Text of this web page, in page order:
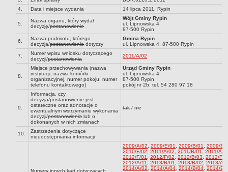
Rejestr zbiorów danych osobowych
Rejestr instytucji kultury
RODO Klauzule informacyjne
AKTUALNOŚCI I OGŁOSZENIA
URZĄD GMINY
Dane teleadresowe
Tabela informacyjna
Czas pracy urzędu
Nr konta bankowego, NIP, REGON
Pracownicy urzędu - urząd gminy
Pracownicy urzędu - baza magazynowo - warsztatowa
4.
Data i miejsce wydania 14 lipca 2011, Rypin
5.
Nazwa organu, który wydał
decyzję/postanowienie
Wójt Gminy Rypin
ul. Lipnowska 4
87-500 Rypin
6.
Nazwa podmiotu, którego
decyzja/postanowieniedotyczy
Gmina Rypin
ul. Lipnowska 4, 87-500 Rypin
7.
Numer wpisu wniosku dotyczącego
decyzji/postanowienia
2011/A/02
8.
Miejsce przechowywania (nazwa
instytucji, nazwa komórki
organizacyjnej, numer pokoju, numer
telefonu kontaktowego)
Urząd Gminy Rypin
ul. Lipnowska 4
87-500 Rypin
pokój nr 2b; tel. 54 280 97 18
9.
Informacja, czy
decyzja/postanowieniejest
ostateczne oraz adnotacje o
ewentualnym wstrzymaniu wykonania
decyzji/postanowienialub o
dokonanych w nich zmianach
tak/ nie
10.
Zastrzeżenia dotyczące
nieudostępniania informacji
Numery innych kart dotyczących
2009/A/02 ,2009/E/01 ,2009/B/01 ,2009/B/
2010/F/02
,2011/A/02 ,2011/B/01 ,2011/A/
2012/F/01
,2012/F/02 ,2012/B/03 ,2012/F/
2012/A/11
,2013/B/01 ,2013/B/02 ,2013/A/
2014/A/02
,2014/A/04 ,2014/B/04 ,2014/B/